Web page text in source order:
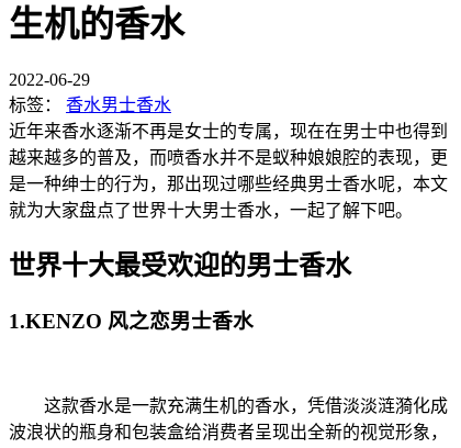
生机的香水
2022-06-29
标签： 香水男士香水
近年来香水逐渐不再是女士的专属，现在在男士中也得到
越来越多的普及，而喷香水并不是蚁种娘娘腔的表现，更
是一种绅士的行为，那出现过哪些经典男士香水呢，本文
就为大家盘点了世界十大男士香水，一起了解下吧。
世界十大最受欢迎的男士香水
1.KENZO 风之恋男士香水
这款香水是一款充满生机的香水，凭借淡淡涟漪化成
波浪状的瓶身和包装盒给消费者呈现出全新的视觉形象，